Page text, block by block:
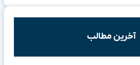
آخرین مطالب